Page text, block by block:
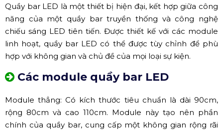
Quầy bar LED là một thiết bị hiện đại, kết hợp giữa công
năng của một quầy bar truyền thống và công nghệ
chiếu sáng LED tiên tiến. Được thiết kế với các module
linh hoạt, quầy bar LED có thể được tùy chỉnh để phù
hợp với không gian và chủ đề của mọi loại sự kiện.
Các module quầy bar LED
Module thẳng: Có kích thước tiêu chuẩn là dài 90cm,
rộng 80cm và cao 110cm. Module này tạo nên phần
chính của quầy bar, cung cấp một không gian rộng rãi